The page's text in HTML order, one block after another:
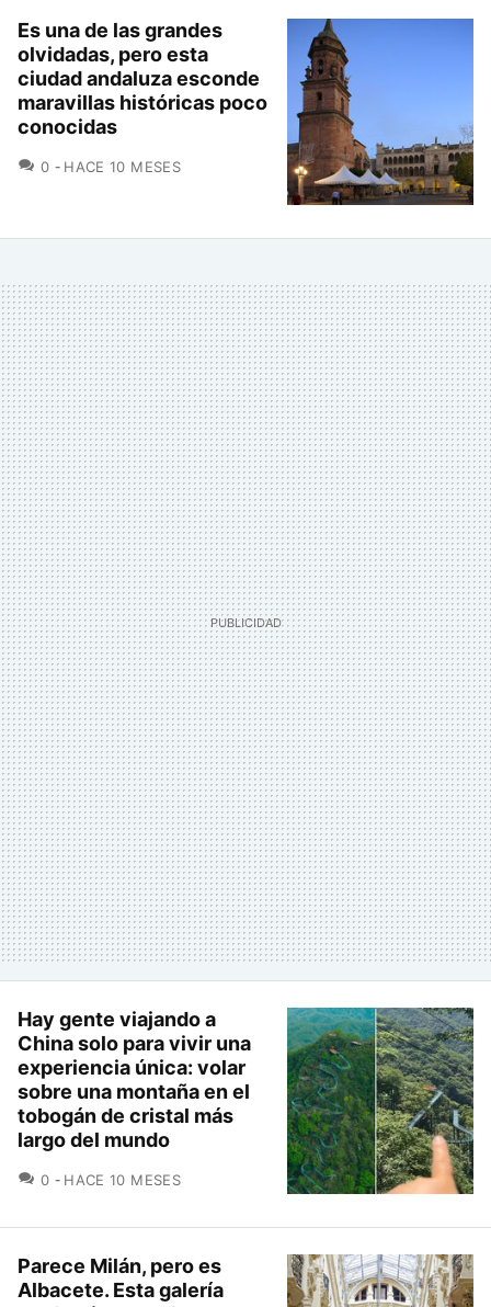
Es una de las grandes
olvidadas, pero esta
ciudad andaluza esconde
maravillas históricas poco
conocidas
0 COMENTARIOS
HACE 10 MESES
Hay gente viajando a
China solo para vivir una
experiencia única: volar
sobre una montaña en el
tobogán de cristal más
largo del mundo
0 COMENTARIOS
HACE 10 MESES
Parece Milán, pero es
Albacete. Esta galería